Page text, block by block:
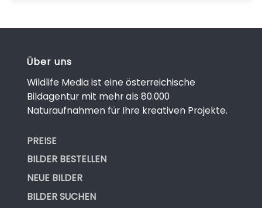
Über uns
Wildlife Media ist eine österreichische
Bildagentur mit mehr als 80.000
Naturaufnahmen für Ihre kreativen Projekte.
PREISE
BILDER BESTELLEN
NEUE BILDER
BILDER SUCHEN